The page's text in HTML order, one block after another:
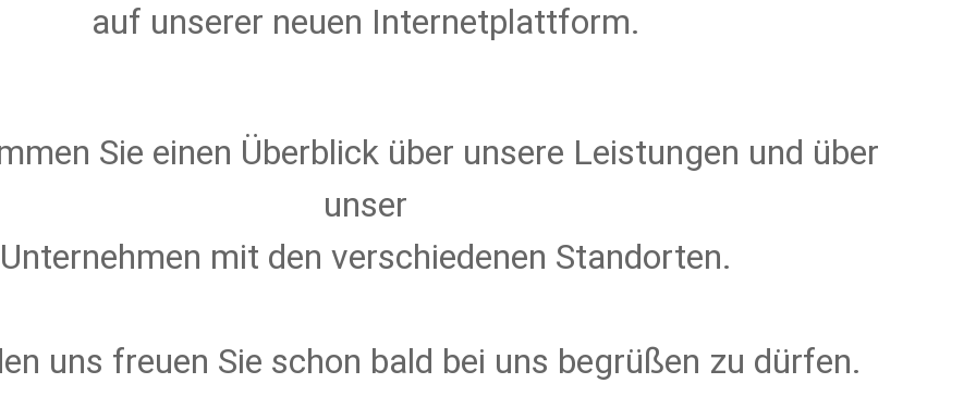
auf unserer neuen Internetplattform.
Sie einen Überblick über unsere Leistungen und über
unser
Unternehmen mit den verschiedenen Standorten.
uns freuen Sie schon bald bei uns begrüßen zu dürfen.